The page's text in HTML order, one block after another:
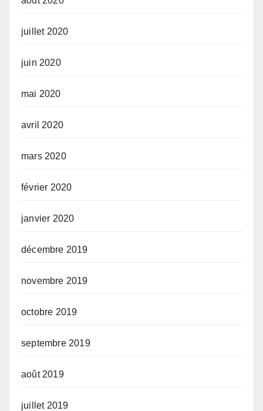
juillet 2020
juin 2020
mai 2020
avril 2020
mars 2020
février 2020
janvier 2020
décembre 2019
novembre 2019
octobre 2019
septembre 2019
août 2019
juillet 2019